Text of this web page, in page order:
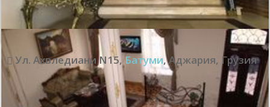
Ул. Ахвледиани N15,Батуми,Аджария, Грузия